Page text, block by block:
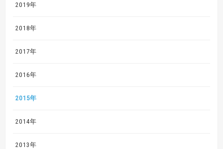
2019年
2018年
2017年
2016年
2015年
2014年
2013年